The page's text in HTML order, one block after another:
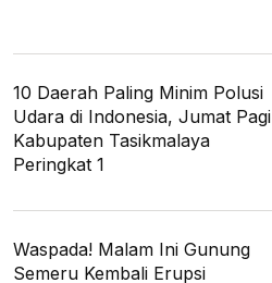
10 Daerah Paling Minim Polusi
Udara di Indonesia, Jumat Pagi
Kabupaten Tasikmalaya
Peringkat 1
Waspada! Malam Ini Gunung
Semeru Kembali Erupsi